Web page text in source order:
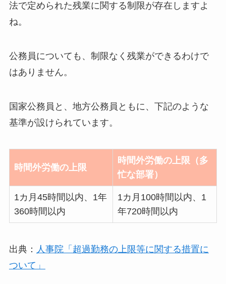
法で定められた残業に関する制限が存在しますよ
ね。
公務員についても、制限なく残業ができるわけで
はありません。
国家公務員と、地方公務員ともに、下記のような
基準が設けられています。
時間外労働の上限
時間外労働の上限（多
忙な部署）
1カ月45時間以内、1年
360時間以内
1カ月100時間以内、1
年720時間以内
出典： 人事院「超過勤務の上限等に関する措置に
ついて」